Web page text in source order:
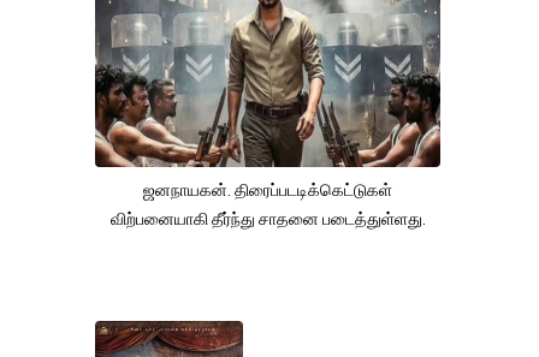
ஜனநாயகன். திரைப்படடிக்கெட்டுகள்
விற்பனையாகி தீர்ந்து சாதனை படைத்துள்ளது.